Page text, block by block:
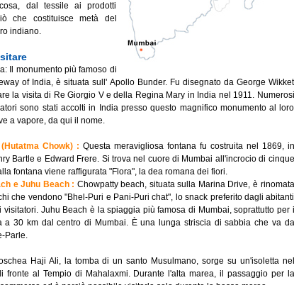
dal tessile ai prodotti
che costituisce metà del
indiano.
Il monumento più famoso di
of India, è situata sull' Apollo Bunder. Fu disegnato da George Wikket
la visita di Re Giorgio V e della Regina Mary in India nel 1911. Numerosi
sono stati accolti in India presso questo magnifico monumento al loro
a vapore, da qui il nome.
Chowk) : Questa meravigliosa fontana fu costruita nel 1869, in
Bartle e Edward Frere. Si trova nel cuore di Mumbai all'incrocio di cinque
fontana viene raffigurata "Flora", la dea romana dei fiori.
e Juhu Beach : Chowpatty beach, situata sulla Marina Drive, è rinomata
che vendono "Bhel-Puri e Pani-Puri chat", lo snack preferito dagli abitanti
visitatori. Juhu Beach è la spiaggia più famosa di Mumbai, soprattutto per i
a 30 km dal centro di Mumbai. È una lunga striscia di sabbia che va da
Parle.
Haji Ali, la tomba di un santo Musulmano, sorge su un'isoletta nel
fronte al Tempio di Mahalaxmi. Durante l'alta marea, il passaggio per la